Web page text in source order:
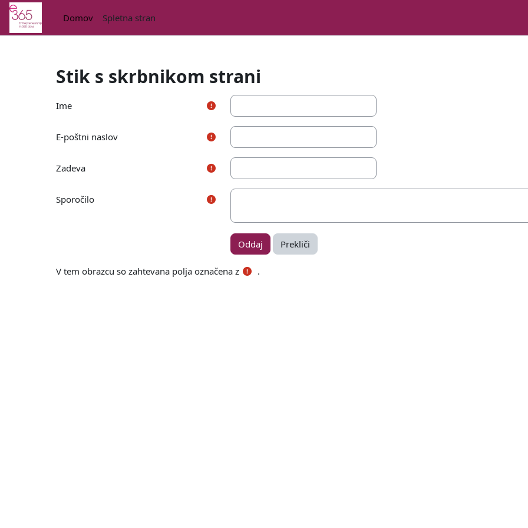
Preskoči na glavno vsebino
Domov
Spletna stran
Stik s skrbnikom strani
Ime
E-poštni naslov
Zadeva
Sporočilo
V tem obrazcu so zahtevana polja označena z .